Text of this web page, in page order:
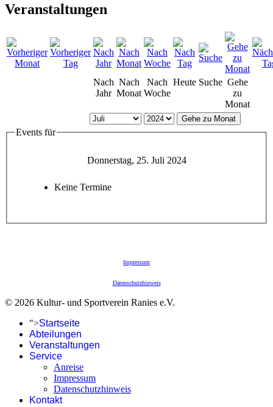
Veranstaltungen
Nach
Jahr
Nach
Monat
Nach
Woche
Heute Suche Gehe
zu
Monat
Gehe zu Monat
Events für
Donnerstag, 25. Juli 2024
Keine Termine
Impressum
Datenschutzhinweis
© 2026 Kultur- und Sportverein Ranies e.V.
">Startseite
Abteilungen
Veranstaltungen
Service
Anreise
Impressum
Datenschutzhinweis
Kontakt